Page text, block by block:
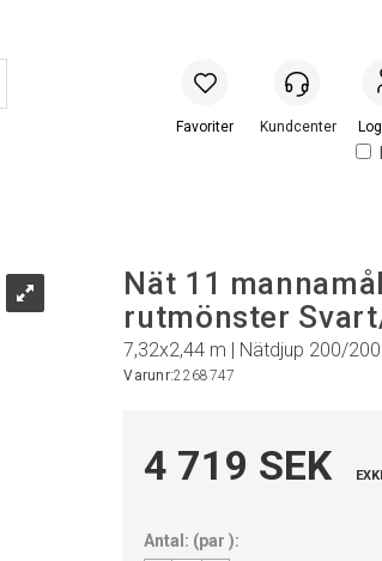
Nät 11
rutmönster
7,32x2,44 m | Nätdjup 200/
Varunr:2268747
4 719 SEK
Antal: (par):